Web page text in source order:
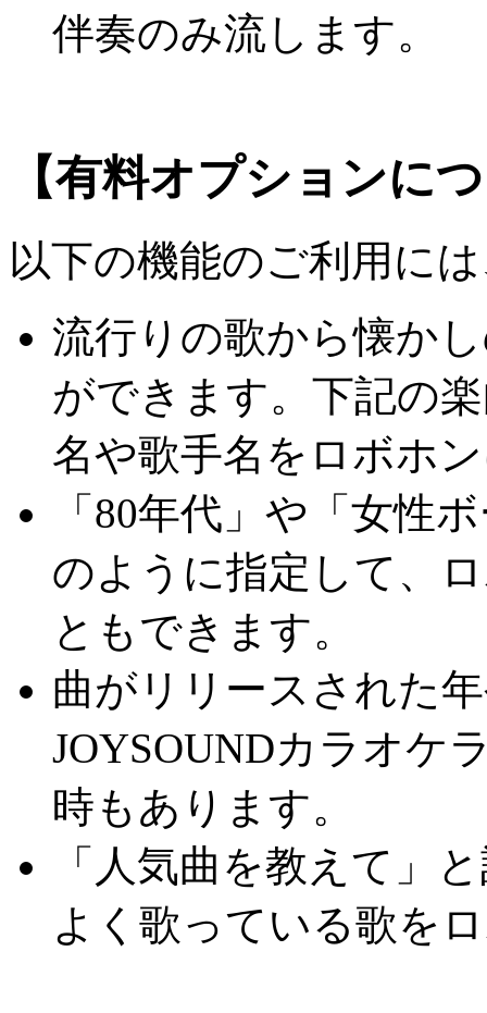
伴奏のみ流します。
【有料オプションに
以下の機能のご利用に
流行りの歌から懐か
ができます。下記の
名や歌手名をロボホ
「80年代」や「女性
のように指定して、
ともできます。
曲がリリースされた
JOYSOUNDカラオケ
時もあります。
「人気曲を教えて」
よく歌っている歌を